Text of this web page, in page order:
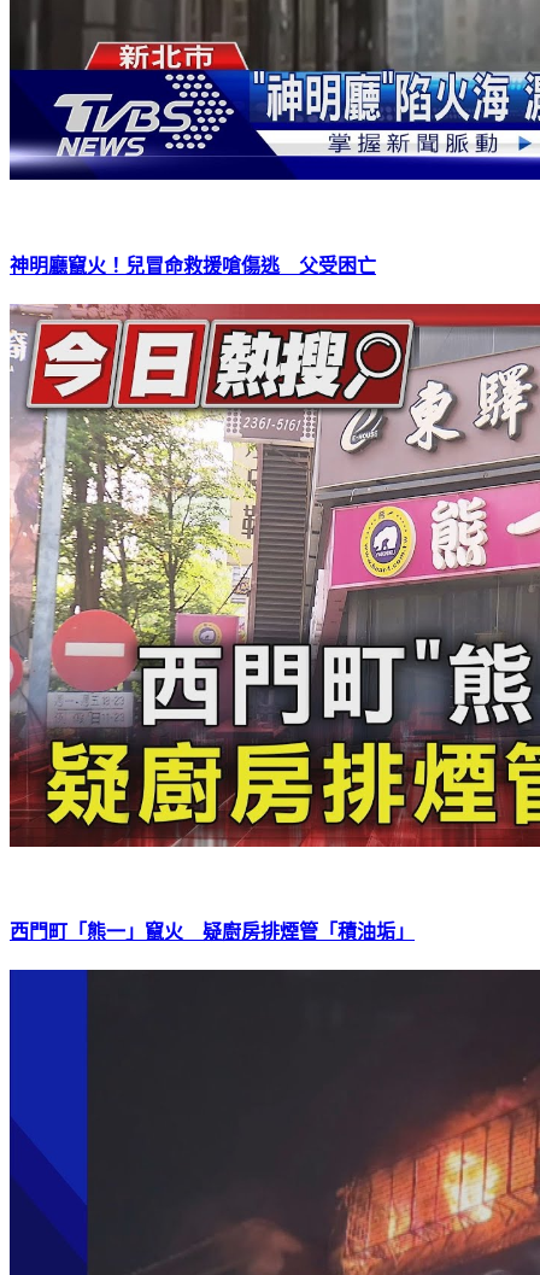
神明廳竄火！兒冒命救援嗆傷逃 父受困亡
西門町「熊一」竄火 疑廚房排煙管「積油垢」